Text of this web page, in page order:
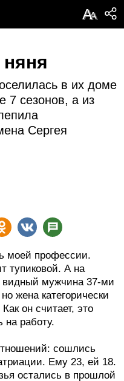
АА
няня
в их доме
7 сезонов, а из
Сергея
моей профессии.
тупиковой. А на
видный мужчина 37-ми
жена категорически
он считает, это
на работу.
сошлись
Ему 23, ей 18.
остались в прошлой